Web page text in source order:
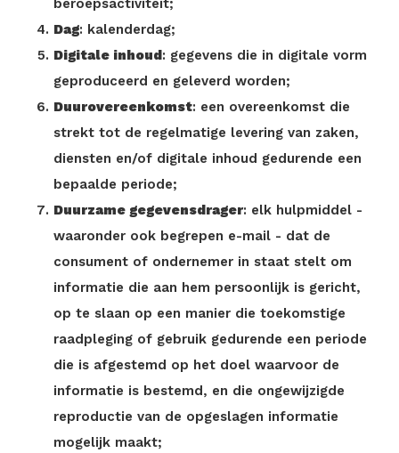
beroepsactiviteit;
Dag: kalenderdag;
Digitale inhoud: gegevens die in digitale vorm
geproduceerd en geleverd worden;
Duurovereenkomst: een overeenkomst die
strekt tot de regelmatige levering van zaken,
diensten en/of digitale inhoud gedurende een
bepaalde periode;
Duurzame gegevensdrager: elk hulpmiddel -
waaronder ook begrepen e-mail - dat de
consument of ondernemer in staat stelt om
informatie die aan hem persoonlijk is gericht,
op te slaan op een manier die toekomstige
raadpleging of gebruik gedurende een periode
die is afgestemd op het doel waarvoor de
informatie is bestemd, en die ongewijzigde
reproductie van de opgeslagen informatie
mogelijk maakt;